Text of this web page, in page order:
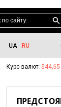
UA RU
Курс валют: $44,65